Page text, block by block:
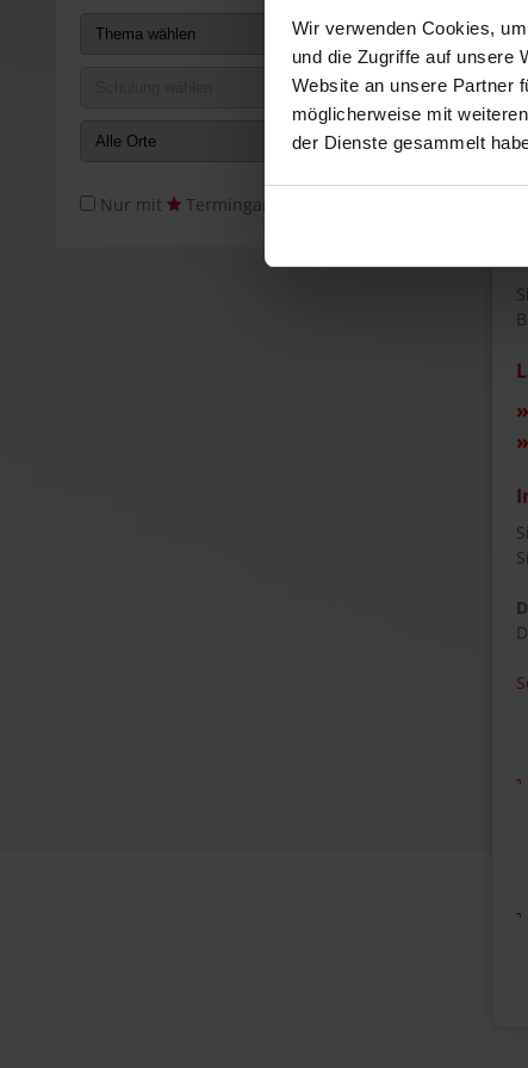
Wir verwenden Cookies,
und die Zugriffe auf unsere
Website an unsere Partner
möglicherweise mit
der Dienste gesammelt
Nur mit Termingarantie
»
»